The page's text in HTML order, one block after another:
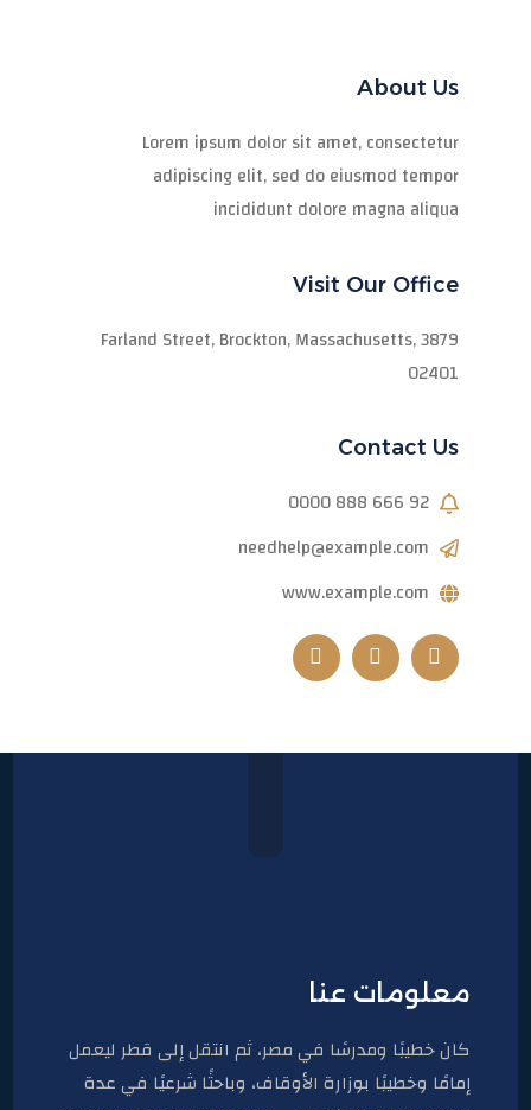
About Us
Lorem ipsum dolor sit amet, consectetur
adipiscing elit, sed do eiusmod tempor
incididunt dolore magna aliqua
Visit Our Office
3879 Farland Street, Brockton, Massachusetts,
02401
Contact Us
92 666 888 0000
needhelp@example.com
www.example.com
معلومات عنا
كان خطيبًا ومدرسًا في مصر، ثم انتقل إلى قطر ليعمل
إمامًا وخطيبًا بوزارة الأوقاف، وباحثًا شرعيًا في عدة